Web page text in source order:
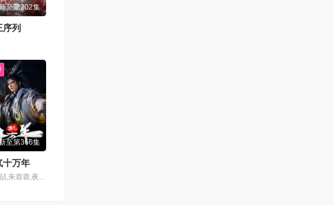
至第202集
序列
至第366集
十万年
袁铭喆,朱蓉蓉,夜渡于野,孙睿扬,王曼诗,周侗,夏觅尘,孙熹鹤,张胡子,唐策,李翰林,闫子蔚,胡正健,叙白,家明,康潇文,三羊,易湫,梅媛菲,凃雄飞,羊羽先生